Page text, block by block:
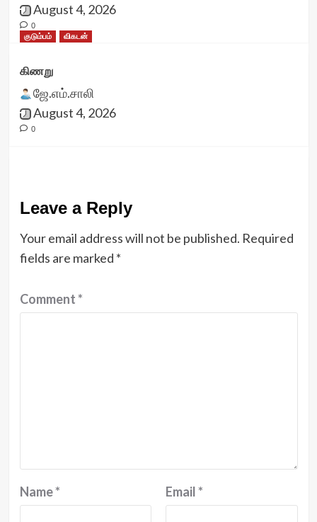
August 4, 2026
0
குடும்பம்
விகடன்
கிணறு
ஜே.எம்.சாலி
August 4, 2026
0
Leave a Reply
Your email address will not be published. Required
fields are marked *
Comment*
Name* Email*